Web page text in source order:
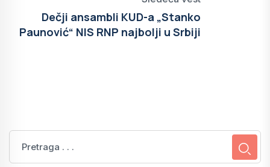
Dečji ansambli KUD-a „Stanko
Paunović“ NIS RNP najbolji u Srbiji